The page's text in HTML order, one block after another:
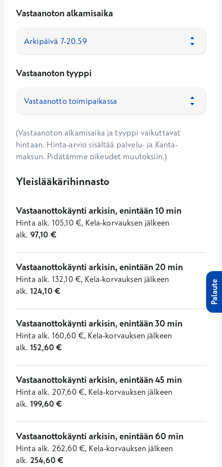
Vastaanoton alkamisaika
Vastaanoton tyyppi
(Vastaanoton alkamisaika ja tyyppi vaikuttavat
hintaan. Hinta-arvio sisältää palvelu- ja Kanta-
maksun. Pidätämme oikeudet muutoksiin.)
Yleislääkärihinnasto
Vastaanottokäynti arkisin, enintään 10 min
Hinta alk. 105,10 €, Kela-korvauksen jälkeen
alk. 97,10 €
Vastaanottokäynti arkisin, enintään 20 min
Hinta alk. 132,10 €, Kela-korvauksen jälkeen
alk. 124,10€
Vastaanottokäynti arkisin, enintään 30 min
Hinta alk. 160,60 €, Kela-korvauksen jälkeen
alk. 152,60€
Vastaanottokäynti arkisin, enintään 45 min
Hinta alk. 207,60 €, Kela-korvauksen jälkeen
alk. 199,60€
Vastaanottokäynti arkisin, enintään 60 min
Hinta alk. 262,60 €, Kela-korvauksen jälkeen
alk. 254,60€
Palaute